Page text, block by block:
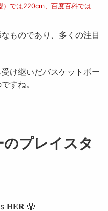
）では220cm、百度百科では
ものであり、多くの注目
け継いだバスケットボー
すね。
プレイスタ
𝐇𝐄𝐑 😤